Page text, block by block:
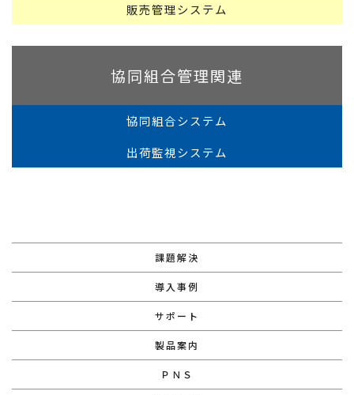
販売管理システム
協同組合管理関連
協同組合システム
出荷監視システム
課題解決
導入事例
サポート
製品案内
ＰＮＳ